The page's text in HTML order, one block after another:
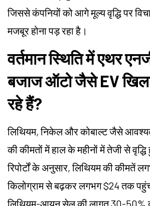
जिससे कंपनियों को आगे मूल्य वृद्धि पर
मजबूर होना पड़ रहा है।
वर्तमान स्थिति में एथर
बजाज ऑटो जैसे EV
रहे हैं?
लिथियम, निकेल और कोबाल्ट जैसे
की कीमतों में हाल के महीनों में तेजी से
रिपोर्टों के अनुसार, लिथियम की कीमतें
किलोग्राम से बढ़कर लगभग $24 तक
लिथियम-आयन सेल की लागत 30-50%